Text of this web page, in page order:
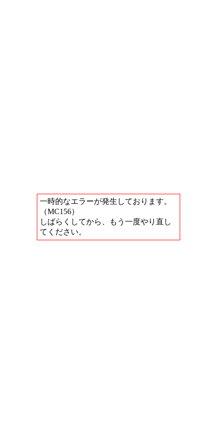
一時的なエラーが発生しております。
（MC156）
しばらくしてから、もう一度やり直し
てください。